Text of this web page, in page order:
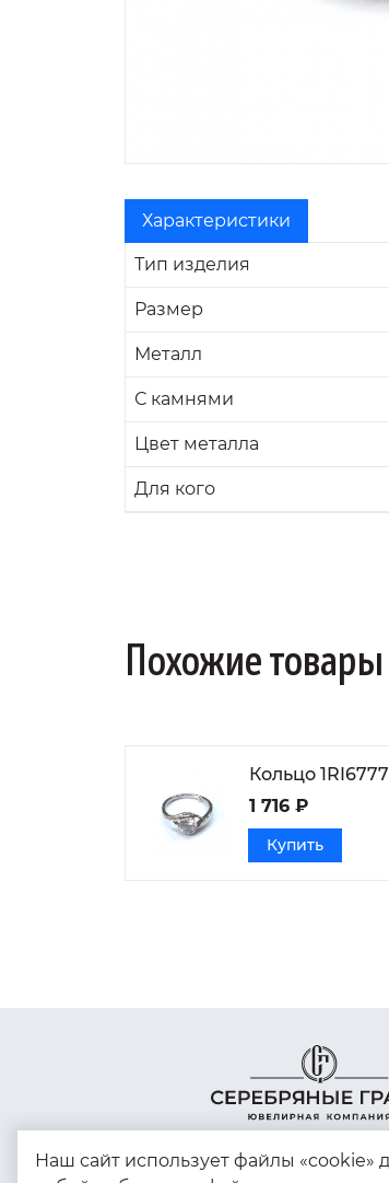
Характеристики
Тип изделия
Размер
Металл
С камнями
Цвет металла
Для кого
Похожие товары
Кольцо
1 716 ₽
Купить
Наш сайт использует файлы «cookie»